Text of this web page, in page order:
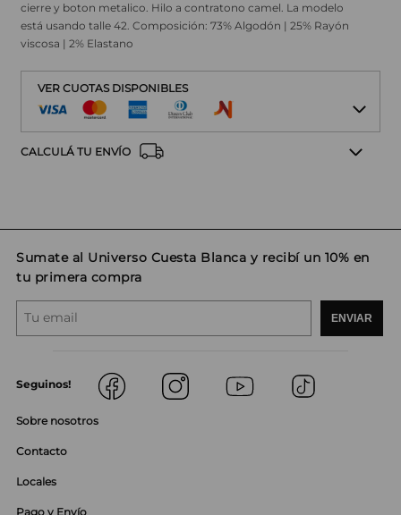
cierre y boton metalico. Hilo a contratono camel. La modelo
está usando talle 42. Composición: 73% Algodón | 25% Rayón
viscosa | 2% Elastano
VER CUOTAS DISPONIBLES
CALCULÁ TU ENVÍO
Sumate al Universo Cuesta Blanca y recibí un 10% en
tu primera compra
ENVIAR
Seguinos!
Sobre nosotros
Contacto
Locales
Pago y Envío